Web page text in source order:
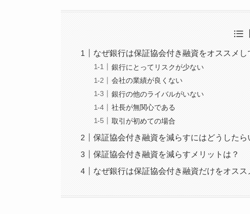
なぜ銀行は保証協会付き融資をオススメし
銀行にとってリスクが少ない
会社の業績が良くない
銀行の他のライバルがいない
社長が無関心である
取引が初めての場合
保証協会付き融資を減らすにはどうしたら
保証協会付き融資を減らすメリットは？
なぜ銀行は保証協会付き融資だけをオス